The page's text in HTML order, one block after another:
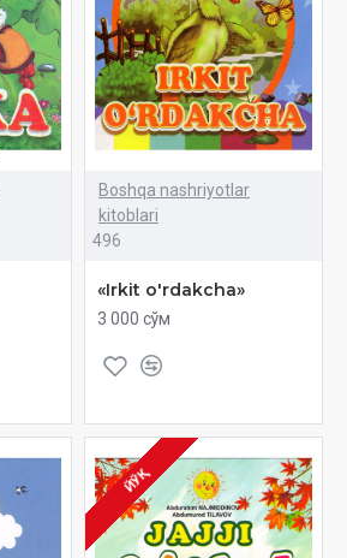
Boshqa nashriyotlar
kitoblari
496
«Irkit o'rdakcha»
3 000 сўм
ЙЎҚ